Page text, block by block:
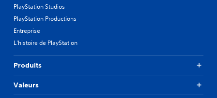
PlayStation Studios
PlayStation Productions
Entreprise
L'histoire de PlayStation
Produits
Valeurs